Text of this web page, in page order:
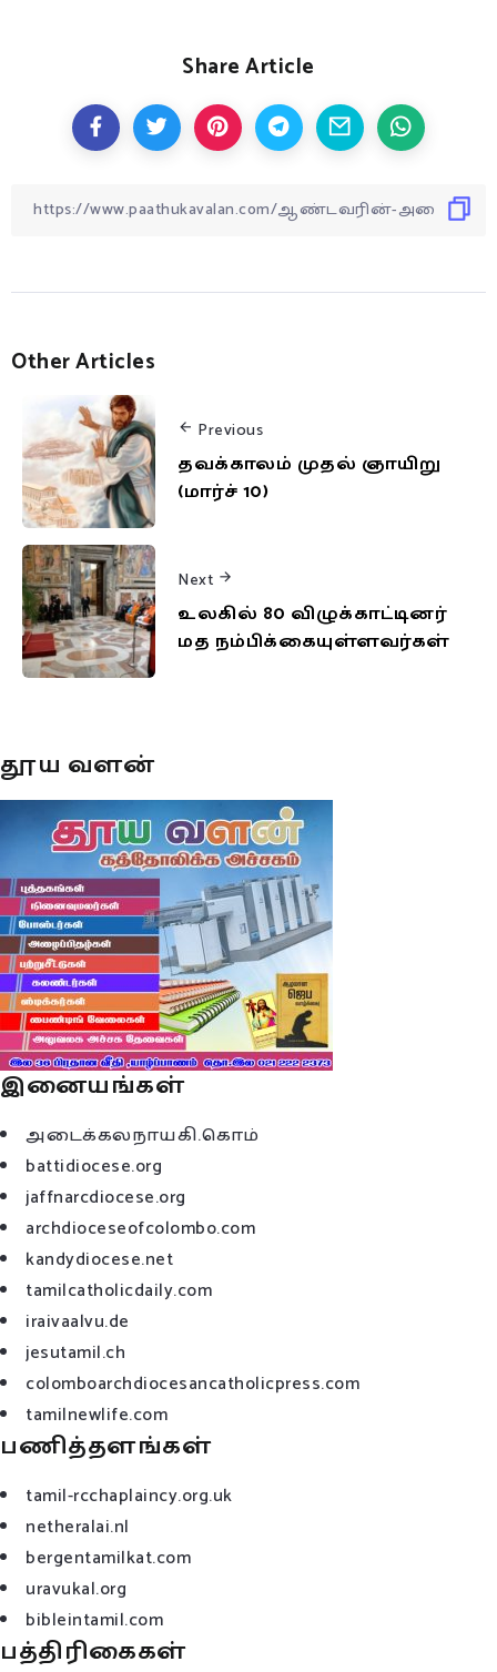
Share Article
Other Articles
Previous
தவக்காலம் முதல் ஞாயிறு
(மார்ச் 10)
Next
உலகில் 80 விழுக்காட்டினர்
மத நம்பிக்கையுள்ளவர்கள்
தூய வளன்
இனையங்கள்
அடைக்கலநாயகி.கொம்
battidiocese.org
jaffnarcdiocese.org
archdioceseofcolombo.com
kandydiocese.net
tamilcatholicdaily.com
iraivaalvu.de
jesutamil.ch
colomboarchdiocesancatholicpress.com
tamilnewlife.com
பணித்தளங்கள்
tamil-rcchaplaincy.org.uk
netheralai.nl
bergentamilkat.com
uravukal.org
bibleintamil.com
பத்திரிகைகள்